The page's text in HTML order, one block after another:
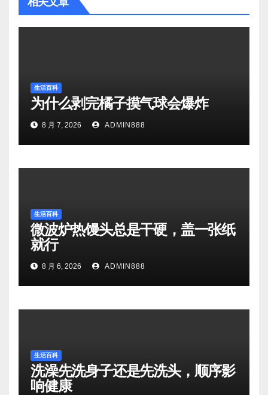
生活百科
为什么剥完橘子摸气球会爆炸
8 月 7, 2026 ADMIN888
生活百科
微波炉热馒头总是干硬，盖一张纸
就行
8 月 6, 2026 ADMIN888
生活百科
洗澡先洗身子还是先洗头，顺序影
响健康